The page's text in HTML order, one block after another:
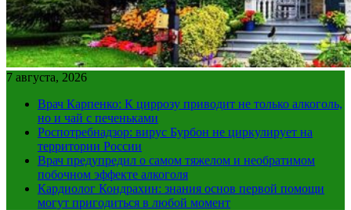
7 августа, 2026
Врач Карпенко: К циррозу приводит не только алкоголь,
но и чай с печеньками
Роспотребнадзор: вирус Бурбон не циркулирует на
территории России
Врач предупредил о самом тяжелом и необратимом
побочном эффекте алкоголя
Кардиолог Кондрахин: знания основ первой помощи
могут пригодиться в любой момент